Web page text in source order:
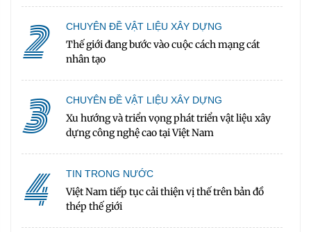
2 CHUYÊN ĐỀ VẬT LIỆU XÂY DỰNG
Thế giới đang bước vào cuộc cách mạng cát
nhân tạo
3 CHUYÊN ĐỀ VẬT LIỆU XÂY DỰNG
Xu hướng và triển vọng phát triển vật liệu xây
dựng công nghệ cao tại Việt Nam
4 TIN TRONG NƯỚC
Việt Nam tiếp tục cải thiện vị thế trên bản đồ
thép thế giới